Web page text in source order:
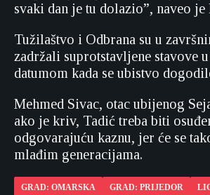
svaki dan je tu dolazio”, naveo je
Tužilaštvo i Odbrana su u
zadržali suprotstavljene stavove
datumom kada se ubistvo
Mehmed Sivac, otac ubijenog
ako je kriv, Tadić treba biti
odgovarajuću kaznu, jer će se
mlađim generacijama.
GRAD: OMARSKA GRAD: PRIJEDOR